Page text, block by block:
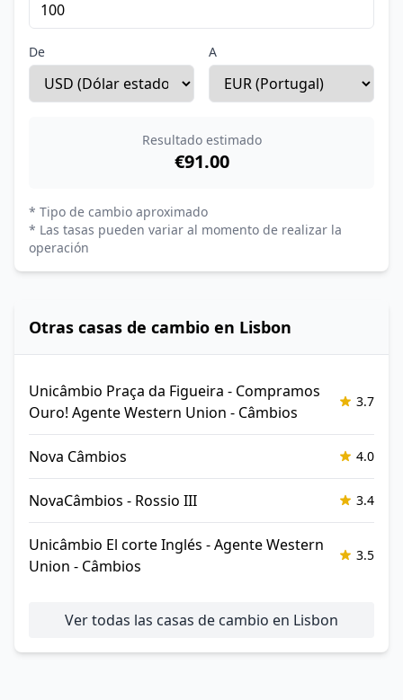
De A
Resultado estimado
€91.00
* Tipo de cambio aproximado
* Las tasas pueden variar al momento de realizar la
operación
Otras casas de cambio en Lisbon
Unicâmbio Praça da Figueira - Compramos
Ouro! Agente Western Union - Câmbios
3.7
Nova Câmbios 4.0
NovaCâmbios - Rossio III 3.4
Unicâmbio El corte Inglés - Agente Western
Union - Câmbios
3.5
Ver todas las casas de cambio en Lisbon